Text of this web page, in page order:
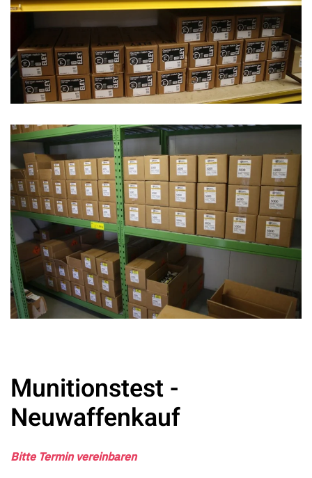
Munitionstest -
Neuwaffenkauf
Bitte Termin vereinbaren